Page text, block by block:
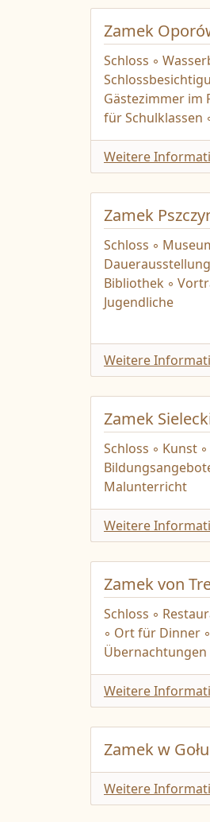
Zamek
Schloss ◦
Gästezimmer im
für Schulklassen
Weitere
Zamek
Schloss ◦
Bibliothek ◦
Jugendliche
Weitere
Zamek
Schloss ◦ Kunst
Malunterricht
Weitere
Zamek von
Schloss ◦
◦ Ort für Dinner
Übernachtungen
Weitere
Zamek w
Weitere